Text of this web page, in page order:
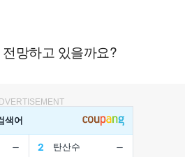
망하고 있을까요?